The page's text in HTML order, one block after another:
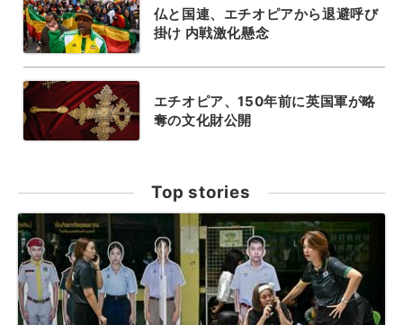
仏と国連、エチオピアから退避呼び
掛け 内戦激化懸念
エチオピア、150年前に英国軍が略
奪の文化財公開
Top stories